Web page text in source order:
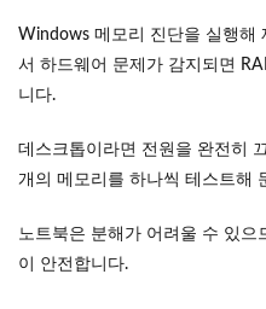
Windows 메모리 진단을 실행해
서 하드웨어 문제가 감지되면
니다.
데스크톱이라면 전원을 완전히
개의 메모리를 하나씩 테스트해
노트북은 분해가 어려울 수 있으
이 안전합니다.